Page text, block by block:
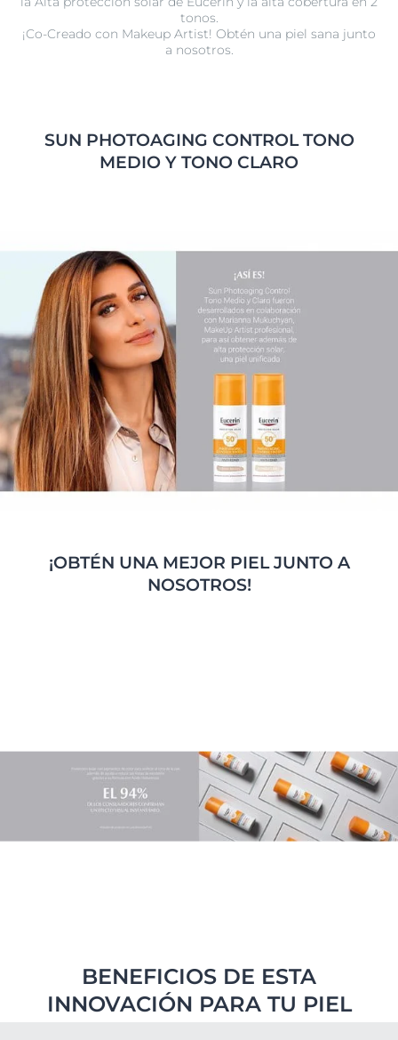
tonos.
¡Co-Creado con Makeup Artist! Obtén una piel sana junto
a nosotros.
SUN PHOTOAGING CONTROL TONO
MEDIO Y TONO CLARO
¡OBTÉN UNA MEJOR PIEL JUNTO A
NOSOTROS!
BENEFICIOS DE ESTA
INNOVACIÓN PARA TU PIEL